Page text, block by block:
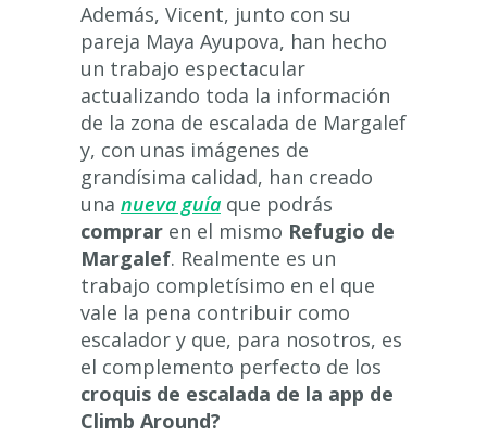
Además, Vicent, junto con su
pareja Maya Ayupova, han hecho
un trabajo espectacular
actualizando toda la información
de la zona de escalada de Margalef
y, con unas imágenes de
grandísima calidad, han creado
una nueva guía que podrás
comprar en el mismo Refugio de
Margalef. Realmente es un
trabajo completísimo en el que
vale la pena contribuir como
escalador y que, para nosotros, es
el complemento perfecto de los
croquis de escalada de la app de
Climb Around?